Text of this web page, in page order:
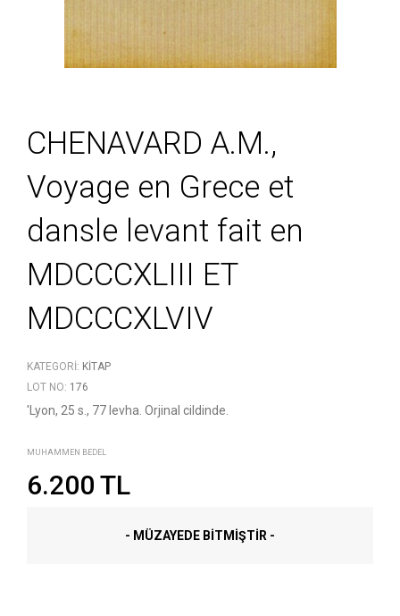
CHENAVARD A.M.,
Voyage en Grece et
dansle levant fait en
MDCCCXLIII ET
MDCCCXLVIV
KATEGORI: KITAP
LOT NO: 176
'Lyon, 25 s., 77 levha. Orjinal cildinde.
MUHAMMEN BEDEL
6.200 TL
- MÜZAYEDE BITMIŞTIR -